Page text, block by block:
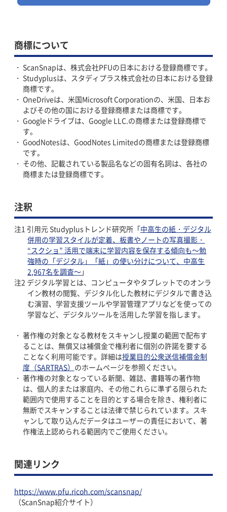
商標について
ScanSnapは、株式会社PFUの日本における登録商標です。
Studyplusは、スタディプラス株式会社の日本における登録
商標です。
OneDriveは、米国Microsoft Corporationの、米国、日本お
よびその他の国における登録商標または商標です。
Googleドライブは、Google LLC.の商標または登録商標で
す。
GoodNotesは、GoodNotes Limitedの商標または登録商標
です。
その他、記載されている製品名などの固有名詞は、各社の
商標または登録商標です。
注釈
引用元 Studyplusトレンド研究所「中高生の紙・デジタル
併用の学習スタイルが定着、板書やノートの写真撮影・
“スクショ” 活用で端末に学習内容を保存する傾向も～勉
強時の「デジタル」「紙」の使い分けについて、中高生
2,967名を調査～」
デジタル学習とは、コンピュータやタブレットでのオンラ
イン教材の閲覧、デジタル化した教材にデジタルで書き込
む演習、学習支援ツールや学習管理アプリなどを使っての
学習など、デジタルツールを活用した学習を指します。
著作権の対象となる教材をスキャンし授業の範囲で配布す
ることは、無償又は補償金で権利者に個別の許諾を要する
ことなく利用可能です。詳細は授業目的公衆送信補償金制
度（SARTRAS） のホームページを参照ください。
著作権の対象となっている新聞、雑誌、書籍等の著作物
は、個人的または家庭内、その他これらに準ずる限られた
範囲内で使用することを目的とする場合を除き、権利者に
無断でスキャンすることは法律で禁じられています。スキ
ャンして取り込んだデータはユーザーの責任において、著
作権法上認められる範囲内でご使用ください。
関連リンク
https://www.pfu.ricoh.com/scansnap/
（ScanSnap紹介サイト）